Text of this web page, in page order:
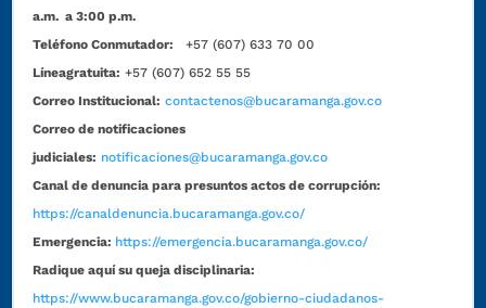
a.m. a 3:00 p.m.
Teléfono Conmutador:
+57 (607) 633 70 00
Líneagratuita: +57 (607) 652 55 55
Correo Institucional: contactenos@bucaramanga.gov.co
Correo de notificaciones
judiciales: notificaciones@bucaramanga.gov.co
Canal de denuncia para presuntos actos de corrupción:
https://canaldenuncia.bucaramanga.gov.co/
Emergencia: https://emergencia.bucaramanga.gov.co/
Radique aquí su queja disciplinaria:
https://www.bucaramanga.gov.co/gobierno-ciudadanos-